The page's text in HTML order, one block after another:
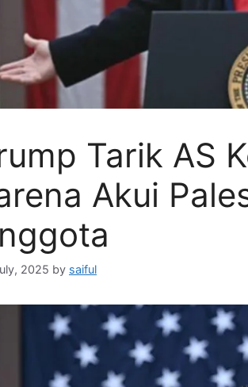
Tarik AS
Akui
2025 by saiful